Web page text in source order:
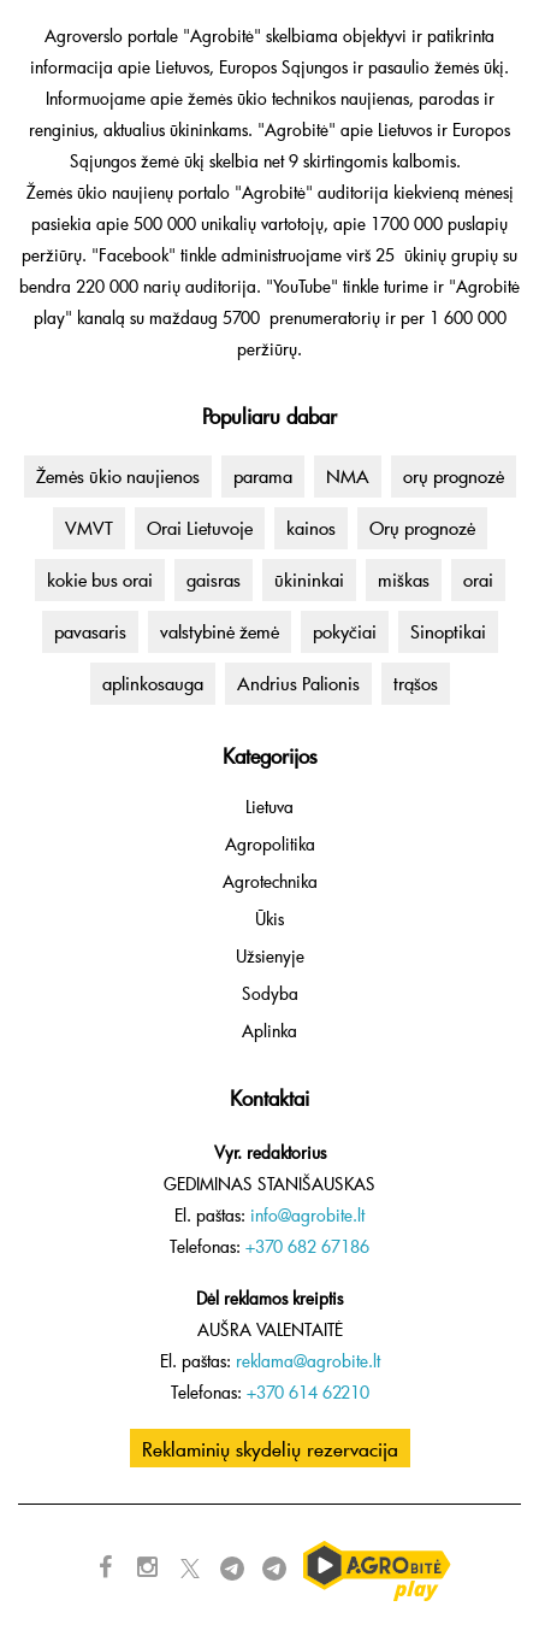
Agroverslo portale "Agrobitė" skelbiama objektyvi ir patikrinta
informacija apie Lietuvos, Europos Sąjungos ir pasaulio žemės ūkį.
Informuojame apie žemės ūkio technikos naujienas, parodas ir
renginius, aktualius ūkininkams. "Agrobitė" apie Lietuvos ir Europos
Sąjungos žemė ūkį skelbia net 9 skirtingomis kalbomis.
Žemės ūkio naujienų portalo "Agrobitė" auditorija kiekvieną mėnesį
pasiekia apie 500 000 unikalių vartotojų, apie 1700 000 puslapių
peržiūrų. "Facebook" tinkle administruojame virš 25 ūkinių grupių su
bendra 220 000 narių auditorija. "YouTube" tinkle turime ir "Agrobitė
play" kanalą su maždaug 5700 prenumeratorių ir per 1 600 000
peržiūrų.
Populiaru dabar
Žemės ūkio naujienos parama NMA orų prognozė
VMVT Orai Lietuvoje kainos Orų prognozė
kokie bus orai gaisras ūkininkai miškas orai
pavasaris valstybinė žemė pokyčiai Sinoptikai
aplinkosauga Andrius Palionis trąšos
Kategorijos
Lietuva
Agropolitika
Agrotechnika
Ūkis
Užsienyje
Sodyba
Aplinka
Kontaktai
Vyr. redaktorius
GEDIMINAS STANIŠAUSKAS
El. paštas: info@agrobite.lt
Telefonas: +370 682 67186
Dėl reklamos kreiptis
AUŠRA VALENTAITĖ
El. paštas: reklama@agrobite.lt
Telefonas: +370 614 62210
Reklaminių skydelių rezervacija